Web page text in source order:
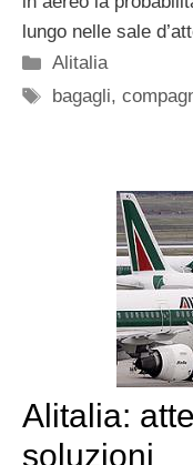
lungo nelle sale
Categorie
Alitalia
Tag
bagagli,
Alitalia:
soluzioni